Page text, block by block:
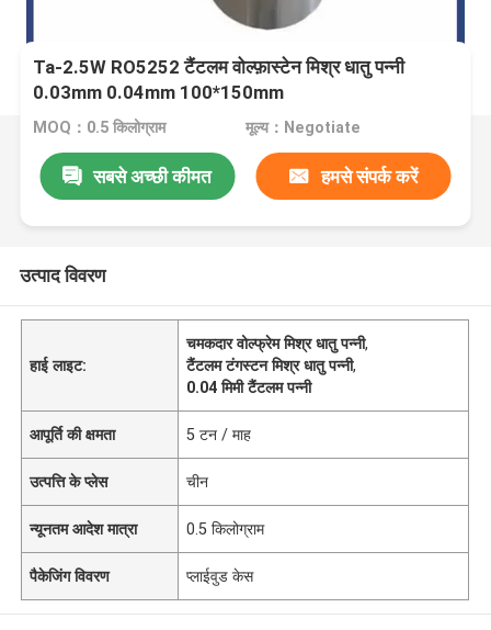
Ta-2.5W RO5252 टैंटलम वोल्फ़ास्टेन मिश्र धातु पन्नी
0.03mm 0.04mm 100*150mm
MOQ：0.5 किलोग्राम मूल्य：Negotiate
सबसे अच्छी कीमत हमसे संपर्क करें
उत्पाद विवरण
हाई लाइट:
चमकदार वोल्फ्रेम मिश्र धातु पन्नी,
टैंटलम टंगस्टन मिश्र धातु पन्नी,
0.04 मिमी टैंटलम पन्नी
आपूर्ति की क्षमता 5 टन / माह
उत्पत्ति के प्लेस चीन
न्यूनतम आदेश मात्रा 0.5 किलोग्राम
पैकेजिंग विवरण प्लाईवुड केस